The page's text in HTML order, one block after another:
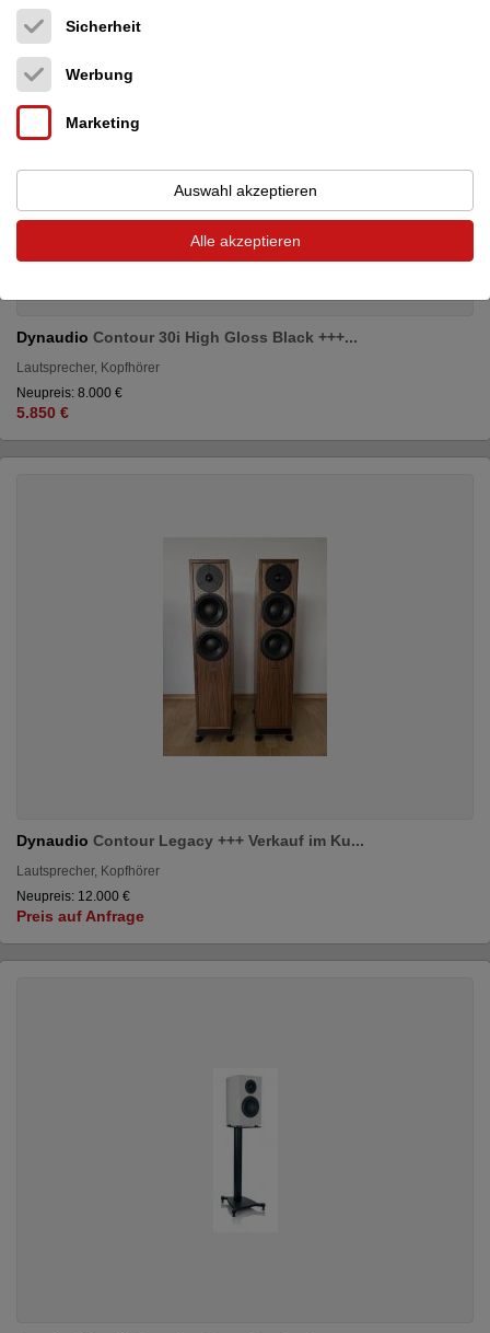
Dynaudio Contour 30i High Gloss Black +++...
Lautsprecher, Kopfhörer
Neupreis: 8.000 €
5.850 €
Dynaudio Contour Legacy +++ Verkauf im Ku...
Lautsprecher, Kopfhörer
Neupreis: 12.000 €
Preis auf Anfrage
Sicherheit
Werbung
Marketing
Auswahl akzeptieren
Alle akzeptieren